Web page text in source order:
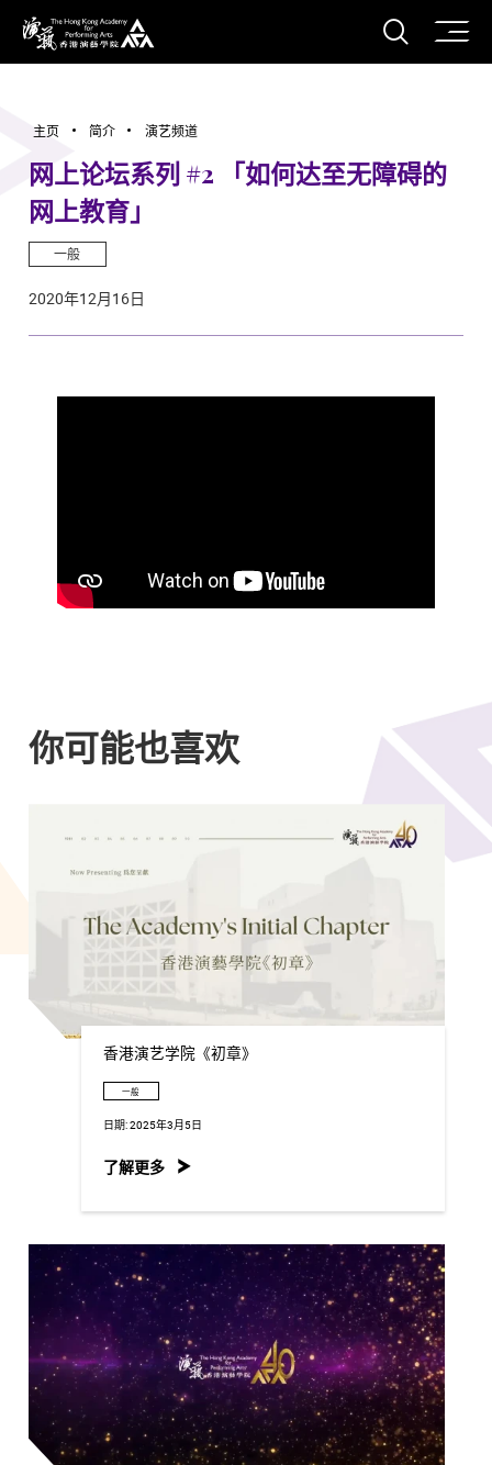
香港演艺学院
打开
主页 简介 演艺频道
网上论坛系列 #2 「如何达至无障碍的
网上教育」
一般
2020年12月16日
你可能也喜欢
香港演艺学院《初章》
一般
日期:2025年3月5日
了解更多